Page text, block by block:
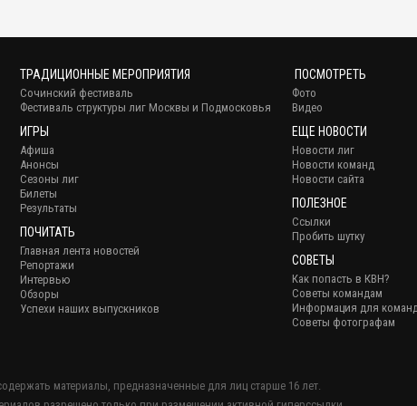
ТРАДИЦИОННЫЕ МЕРОПРИЯТИЯ
Сочинский фестиваль
Фестиваль структуры лиг Москвы и Подмосковья
ИГРЫ
Афиша
Анонсы
Сезоны лиг
Билеты
Результаты
ПОЧИТАТЬ
Главная лента новостей
Репортажи
Интервью
Обзоры
Успехи наших выпускников
ПОСМОТРЕТЬ
Фото
Видео
ЕЩЕ НОВОСТИ
Новости лиг
Новости команд
Новости сайта
ПОЛЕЗНОЕ
Ссылки
Пробить шутку
СОВЕТЫ
Как попасть в КВН?
Советы командам
Информация для
Советы фотографам
материалы, предназначенные для лиц старше 16 лет.